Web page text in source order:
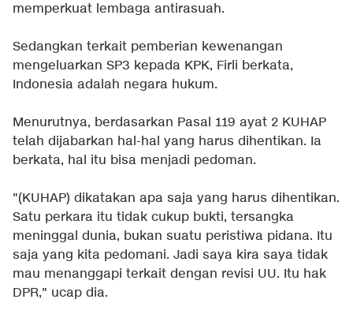
memperkuat lembaga antirasuah.
Sedangkan terkait pemberian kewenangan
mengeluarkan SP3 kepada KPK, Firli berkata,
Indonesia adalah negara hukum.
Menurutnya, berdasarkan Pasal 119 ayat 2 KUHAP
telah dijabarkan hal-hal yang harus dihentikan. Ia
berkata, hal itu bisa menjadi pedoman.
"(KUHAP) dikatakan apa saja yang harus dihentikan.
Satu perkara itu tidak cukup bukti, tersangka
meninggal dunia, bukan suatu peristiwa pidana. Itu
saja yang kita pedomani. Jadi saya kira saya tidak
mau menanggapi terkait dengan revisi UU. Itu hak
DPR," ucap dia.